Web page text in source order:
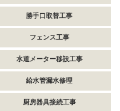
勝手口取替工事
フェンス工事
水道メーター移設工事
給水管漏水修理
厨房器具接続工事